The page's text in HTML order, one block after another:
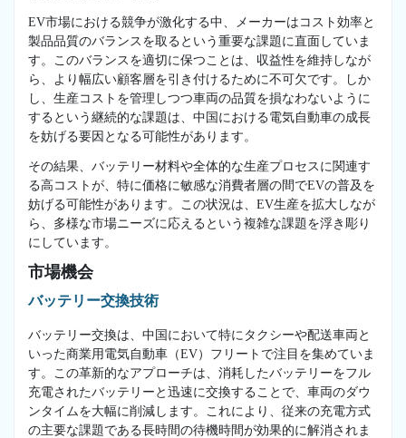
EV市場における競争が激化する中、メーカーはコスト効率と
製品品質のバランスを取るという重要な課題に直面していま
す。このバランスを適切に保つことは、収益性を維持しなが
ら、より幅広い顧客層を引き付けるために不可欠です。しか
し、生産コストを管理しつつ車両の品質を損なわないように
するという継続的な課題は、中国における電気自動車の成長
を妨げる要因となる可能性があります。
その結果、バッテリー材料や全体的な生産プロセスに関連す
る高コストが、特に価格に敏感な消費者層の間でEVの普及を
妨げる可能性があります。この状況は、EV生産を拡大しなが
ら、多様な市場ニーズに応えるという複雑な課題を浮き彫り
にしています。
市場機会
バッテリー交換技術
バッテリー交換は、中国において特にタクシーや配送車両と
いった商業用電気自動車（EV）フリートで注目を集めていま
す。この革新的なアプローチは、消耗したバッテリーをフル
充電されたバッテリーと迅速に交換することで、車両のダウ
ンタイムを大幅に削減します。これにより、従来の充電方式
の主要な課題である長時間の待機時間が効果的に解消されま